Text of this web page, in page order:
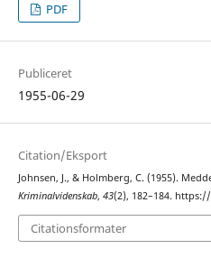
PDF
Publiceret
1955-06-29
Citation/Eksport
Johnsen, J., & Holmberg, C. (1955).
Kriminalvidenskab, 43(2), 182–184.
Citationsformater